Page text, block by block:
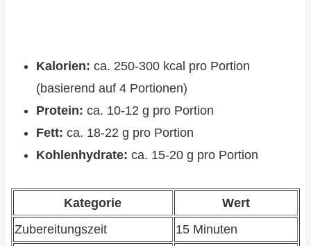
Kalorien: ca. 250-300 kcal pro Portion
(basierend auf 4 Portionen)
Protein: ca. 10-12 g pro Portion
Fett: ca. 18-22 g pro Portion
Kohlenhydrate: ca. 15-20 g pro Portion
Kategorie
Wert
Zubereitungszeit
15 Minuten